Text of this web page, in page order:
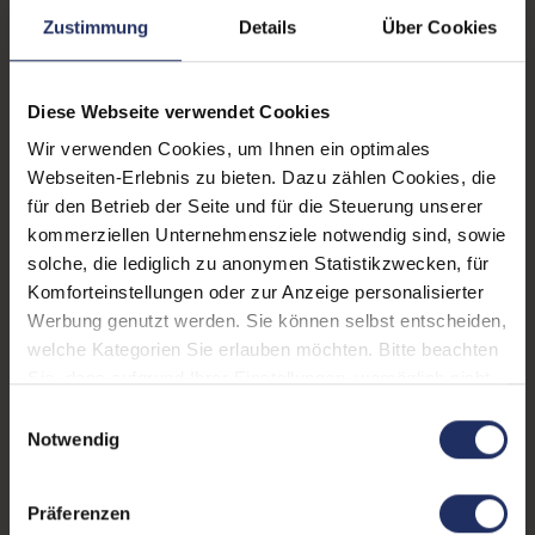
Zustimmung Details Über Cookies
Diese Webseite verwendet Cookies
Wir verwenden Cookies, um Ihnen ein optimales
Webseiten-Erlebnis zu bieten. Dazu zählen Cookies, die
für den Betrieb der Seite und für die Steuerung unserer
kommerziellen Unternehmensziele notwendig sind, sowie
solche, die lediglich zu anonymen Statistikzwecken, für
Komforteinstellungen oder zur Anzeige personalisierter
Werbung genutzt werden. Sie können selbst entscheiden,
welche Kategorien Sie erlauben möchten. Bitte beachten
Weitere Informationen finden Sie in
Notwendig
Präferenzen
Prozessor:
Intel Core i5 11500H @
2,9 GHz
CPU Generation: 11
Prozessorkerne: 6
Datenspeicher: 250 GB SSD
Arbeitsspeicher: 8 GB DDR4
Grafikkarte: GeForce MX450
Grafikkartenspeicher: 2 GB GDDR5
LTE: